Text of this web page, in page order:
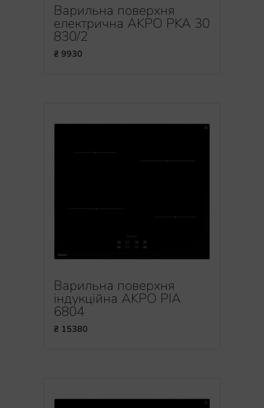
Варильна поверхня
електрична AKPO PKA 30
830/2
₴ 9930
Варильна поверхня
індукційна AKPO PIA
6804
₴ 15380